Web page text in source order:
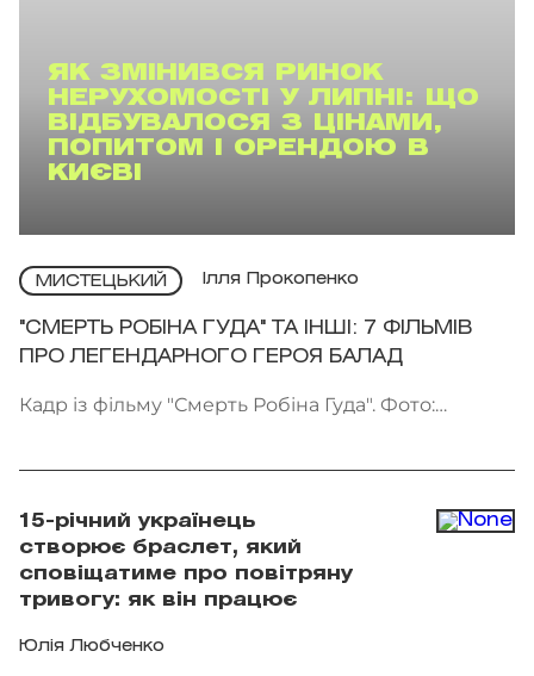
ЯК ЗМІНИВСЯ РИНОК
НЕРУХОМОСТІ У ЛИПНІ: ЩО
ВІДБУВАЛОСЯ З ЦІНАМИ,
ПОПИТОМ І ОРЕНДОЮ В
КИЄВІ
МИСТЕЦЬКИЙ Ілля Прокопенко
"СМЕРТЬ РОБІНА ГУДА" ТА ІНШІ: 7 ФІЛЬМІВ
ПРО ЛЕГЕНДАРНОГО ГЕРОЯ БАЛАД
Кадр із фільму "Смерть Робіна Гуда". Фото:
15-річний українець
створює браслет, який
сповіщатиме про повітряну
тривогу: як він працює
Юлія Любченко